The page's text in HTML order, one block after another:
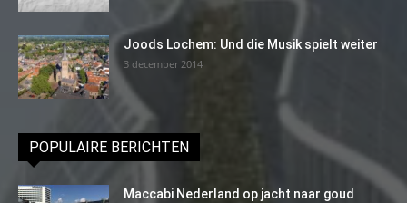
Joods Lochem: Und die Musik spielt weiter
3 december 2014
POPULAIRE BERICHTEN
Maccabi Nederland op jacht naar goud